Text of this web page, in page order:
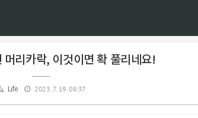
머리카락, 이것이면 확 풀리네요!
Life 2023. 7. 19. 08:37